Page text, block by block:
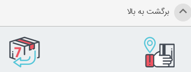
برگشت به بالا